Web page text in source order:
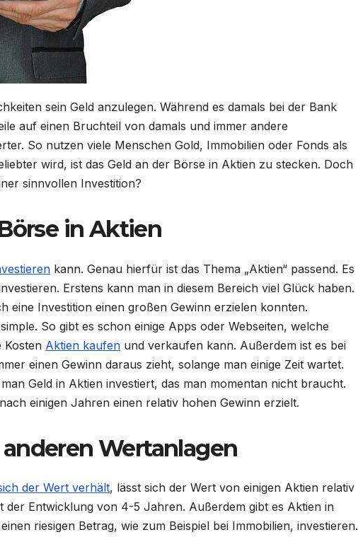
sein Geld anzulegen. Während es damals bei der Bank
auf einen Bruchteil von damals und immer andere
So nutzen viele Menschen Gold, Immobilien oder Fonds als
wird, ist das Geld an der Börse in Aktien zu stecken. Doch
sinnvollen Investition?
in Aktien
kann. Genau hierfür ist das Thema „Aktien“ passend. Es
Erstens kann man in diesem Bereich viel Glück haben.
eine Investition einen großen Gewinn erzielen konnten.
So gibt es schon einige Apps oder Webseiten, welche
Kosten Aktien kaufen und verkaufen kann. Außerdem ist es bei
einen Gewinn daraus zieht, solange man einige Zeit wartet.
Geld in Aktien investiert, das man momentan nicht braucht.
einigen Jahren einen relativ hohen Gewinn erzielt.
Wertanlagen
der Wert verhält, lässt sich der Wert von einigen Aktien relativ
der Entwicklung von 4-5 Jahren. Außerdem gibt es Aktien in
riesigen Betrag, wie zum Beispiel bei Immobilien, investieren.